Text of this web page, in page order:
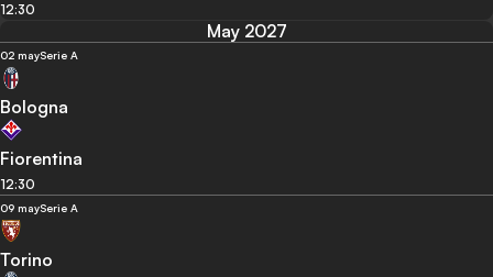
12:30
May 2027
02 maySerie A
Bologna
Fiorentina
12:30
09 maySerie A
Torino